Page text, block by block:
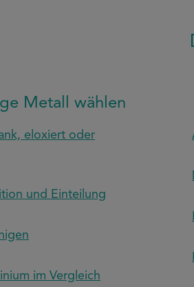
Metall wählen
eloxiert oder
und Einteilung
im Vergleich